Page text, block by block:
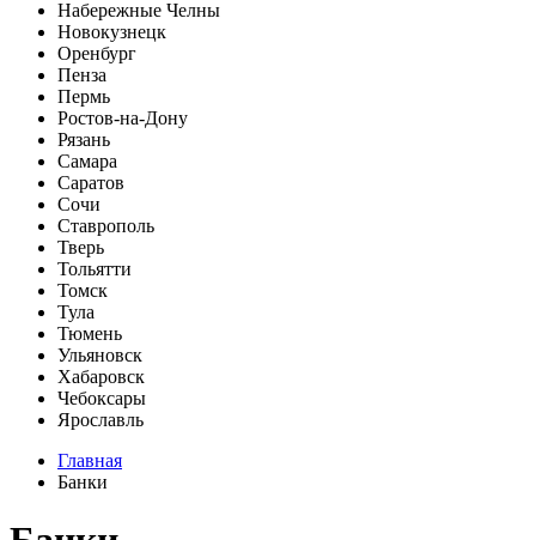
Набережные Челны
Новокузнецк
Оренбург
Пенза
Пермь
Ростов-на-Дону
Рязань
Самара
Саратов
Сочи
Ставрополь
Тверь
Тольятти
Томск
Тула
Тюмень
Ульяновск
Хабаровск
Чебоксары
Ярославль
Главная
Банки